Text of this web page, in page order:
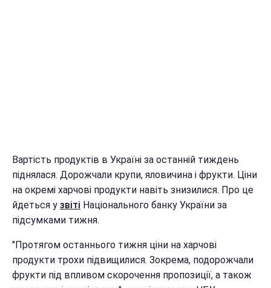
Вартість продуктів в Україні за останній тиждень
піднялася. Дорожчали крупи, яловичина і фрукти. Ціни
на окремі харчові продукти навіть знизилися. Про це
йдеться у звіті Національного банку України за
підсумками тижня.
"Протягом останнього тижня ціни на харчові
продукти трохи підвищилися. Зокрема, подорожчали
фрукти під впливом скорочення пропозиції, а також